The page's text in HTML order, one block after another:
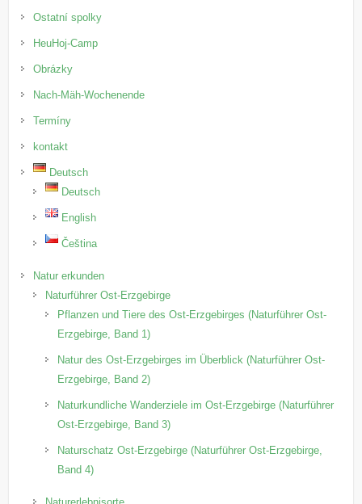
Ostatní spolky
HeuHoj-Camp
Obrázky
Nach-Mäh-Wochenende
Termíny
kontakt
Deutsch
Deutsch
English
Čeština
Natur erkunden
Naturführer Ost-Erzgebirge
Pflanzen und Tiere des Ost-Erzgebirges (Naturführer Ost-
Erzgebirge, Band 1)
Natur des Ost-Erzgebirges im Überblick (Naturführer Ost-
Erzgebirge, Band 2)
Naturkundliche Wanderziele im Ost-Erzgebirge (Naturführer
Ost-Erzgebirge, Band 3)
Naturschatz Ost-Erzgebirge (Naturführer Ost-Erzgebirge,
Band 4)